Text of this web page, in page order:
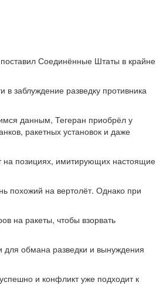
Соединённые Штаты в крайне
заблуждение разведку противника
данным, Тегеран приобрёл у
ракетных установок и даже
на позициях, имитирующих настоящие
похожий на вертолёт. Однако при
на ракеты, чтобы взорвать
для обмана разведки и вынуждения
и конфликт уже подходит к